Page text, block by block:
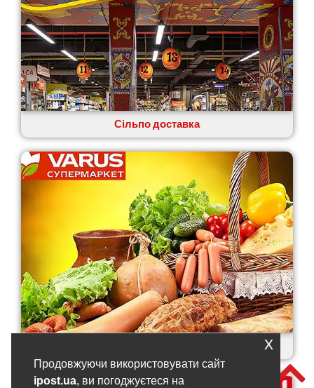
Сільпо доставка
Продовжуючи використовувати сайт
ipost.ua, ви погоджуєтеся на
x